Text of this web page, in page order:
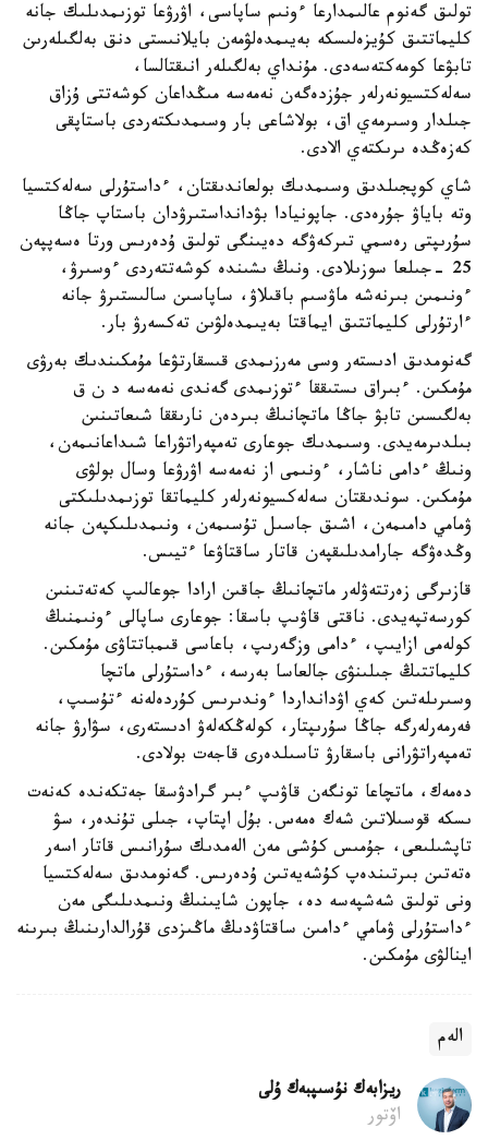
تولىق گەنوم عالىمدارعا ءونىم ساپاسى، اۋرۋعا توزىمدىلىك جانە
كليماتتىق كۇيزەلىسكە بەيىمدەلۋمەن بايلانىستى دنق بەلگىلەرىن
تابۋعا كومەكتەسەدى. مۇنداي بەلگىلەر انىقتالسا،
سەلەكتسيونەرلەر جۇزدەگەن نەمەسە مىڭداعان كوشەتتى ۇزاق
جىلدار وسىرمەي اق، بولاشاعى بار وسىمدىكتەردى باستاپقى
كەزەڭدە ىرىكتەي الادى.
شاي كوپجىلدىق وسىمدىك بولعاندىقتان، ءداستۇرلى سەلەكتسيا
وتە باياۋ جۇرەدى. جاپونيادا بۋدانداستىرۋدان باستاپ جاڭا
سۇرىپتى رەسمي تىركەۋگە دەيىنگى تولىق ۇدەرىس ورتا ەسەپپەن
25 -جىلعا سوزىلادى. ونىڭ ىشىندە كوشەتتەردى ءوسىرۋ،
ءونىمىن بىرنەشە ماۋسىم باقىلاۋ، ساپاسىن سالىستىرۋ جانە
ءارتۇرلى كليماتتىق ايماقتا بەيىمدەلۋىن تەكسەرۋ بار.
گەنومدىق ادىستەر وسى مەرزىمدى قىسقارتۋعا مۇمكىندىك بەرۋى
مۇمكىن. ءبىراق ىستىققا ءتوزىمدى گەندى نەمەسە د ن ق
بەلگىسىن تابۋ جاڭا ماتچانىڭ بىردەن نارىققا شىعاتىنىن
بىلدىرمەيدى. وسىمدىك جوعارى تەمپەراتۋراعا شىداعانىمەن،
ونىڭ ءدامى ناشار، ءونىمى از نەمەسە اۋرۋعا وسال بولۋى
مۇمكىن. سوندىقتان سەلەكسيونەرلەر كليماتقا توزىمدىلىكتى
ۋمامي دامىمەن، اشىق جاسىل تۇسىمەن، ونىمدىلىكپەن جانە
وڭدەۋگە جارامدىلىقپەن قاتار ساقتاۋعا ءتيىس.
قازىرگى زەرتتەۋلەر ماتچانىڭ جاقىن ارادا جوعالىپ كەتەتىنىن
كورسەتپەيدى. ناقتى قاۋىپ باسقا: جوعارى ساپالى ءونىمنىڭ
كولەمى ازايىپ، ءدامى وزگەرىپ، باعاسى قىمباتتاۋى مۇمكىن.
كليماتتىڭ جىلىنۋى جالعاسا بەرسە، ءداستۇرلى ماتچا
وسىرىلەتىن كەي اۋدانداردا ءوندىرىس كۇردەلەنە ءتۇسىپ،
فەرمەرلەرگە جاڭا سۇرىپتار، كولەڭكەلەۋ ادىستەرى، سۋارۋ جانە
تەمپەراتۋرانى باسقارۋ تاسىلدەرى قاجەت بولادى.
دەمەك، ماتچاعا تونگەن قاۋىپ ءبىر گرادۋسقا جەتكەندە كەنەت
ىسكە قوسىلاتىن شەك ەمەس. بۇل اپتاپ، جىلى تۇندەر، سۋ
تاپشىلىعى، جۇمىس كۇشى مەن الەمدىك سۇرانىس قاتار اسەر
ەتەتىن بىرتىندەپ كۇشەيەتىن ۇدەرىس. گەنومدىق سەلەكتسيا
ونى تولىق شەشپەسە دە، جاپون شايىنىڭ ونىمدىلىگى مەن
ءداستۇرلى ۋمامي ءدامىن ساقتاۋدىڭ ماڭىزدى قۇرالدارىنىڭ بىرىنە
اينالۋى مۇمكىن.
الەم
ريزابەك نۇسىپبەك ۇلى
اۆتور